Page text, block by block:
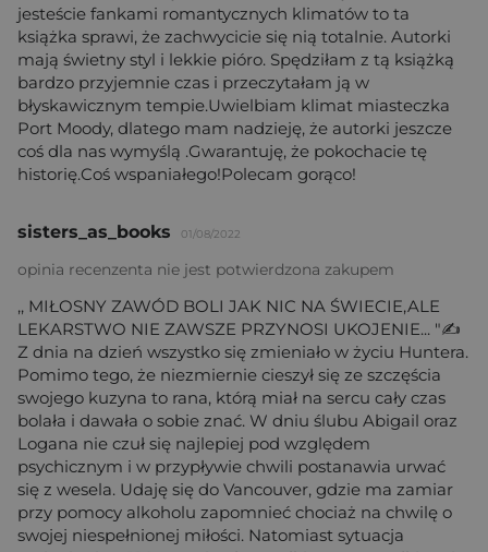
jesteście fankami romantycznych klimatów to ta
książka sprawi, że zachwycicie się nią totalnie. Autorki
mają świetny styl i lekkie pióro. Spędziłam z tą książką
bardzo przyjemnie czas i przeczytałam ją w
błyskawicznym tempie.Uwielbiam klimat miasteczka
Port Moody, dlatego mam nadzieję, że autorki jeszcze
coś dla nas wymyślą .Gwarantuję, że pokochacie tę
historię.Coś wspaniałego!Polecam gorąco!
sisters_as_books 01/08/2022
opinia recenzenta nie jest potwierdzona zakupem
,, MIŁOSNY ZAWÓD BOLI JAK NIC NA ŚWIECIE,ALE
LEKARSTWO NIE ZAWSZE PRZYNOSI UKOJENIE... "✍
Z dnia na dzień wszystko się zmieniało w życiu Huntera.
Pomimo tego, że niezmiernie cieszył się ze szczęścia
swojego kuzyna to rana, którą miał na sercu cały czas
bolała i dawała o sobie znać. W dniu ślubu Abigail oraz
Logana nie czuł się najlepiej pod względem
psychicznym i w przypływie chwili postanawia urwać
się z wesela. Udaję się do Vancouver, gdzie ma zamiar
przy pomocy alkoholu zapomnieć chociaż na chwilę o
swojej niespełnionej miłości. Natomiast sytuacja